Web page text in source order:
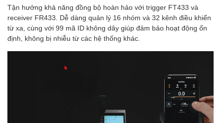
Tận hưởng khả năng đồng bộ hoàn hảo với trigger FT433 và
receiver FR433. Dễ dàng quản lý 16 nhóm và 32 kênh điều khiển
từ xa, cùng với 99 mã ID không dây giúp đảm bảo hoạt động ổn
định, không bị nhiễu từ các hệ thống khác.